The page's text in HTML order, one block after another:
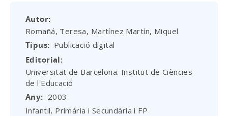
Autor
Romañá, Teresa, Martínez Martín, Miquel
Tipus Publicació digital
Editorial
Universitat de Barcelona. Institut de Ciències
de l'Educació
Any
2003
Infantil, Primària i Secundària i FP